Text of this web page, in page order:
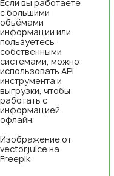
Если вы работаете
с большими
объёмами
информации или
пользуетесь
собственными
системами, можно
использовать API
инструмента и
выгрузки, чтобы
работать с
информацией
офлайн.
Изображение от
vectorjuice на
Freepik